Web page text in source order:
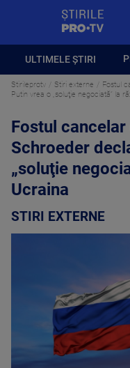
ULTIMELE ȘTIRI
Stirileprotv Stiri externe
Fostul
Putin vrea o „soluţie negociată” la
Fostul cancelar
Schroeder
„soluţie
Ucraina
STIRI EXTERNE